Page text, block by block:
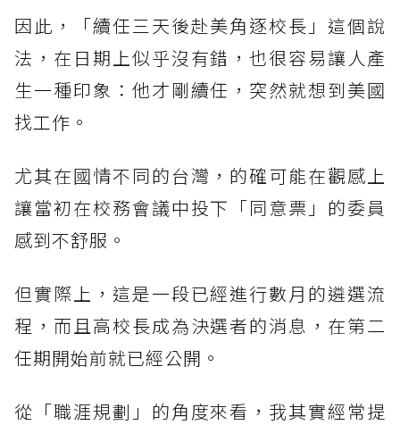
因此，「續任三天後赴美角逐校長」這個說
法，在日期上似乎沒有錯，也很容易讓人產
生一種印象：他才剛續任，突然就想到美國
找工作。
尤其在國情不同的台灣，的確可能在觀感上
讓當初在校務會議中投下「同意票」的委員
感到不舒服。
但實際上，這是一段已經進行數月的遴選流
程，而且高校長成為決選者的消息，在第二
任期開始前就已經公開。
從「職涯規劃」的角度來看，我其實經常提